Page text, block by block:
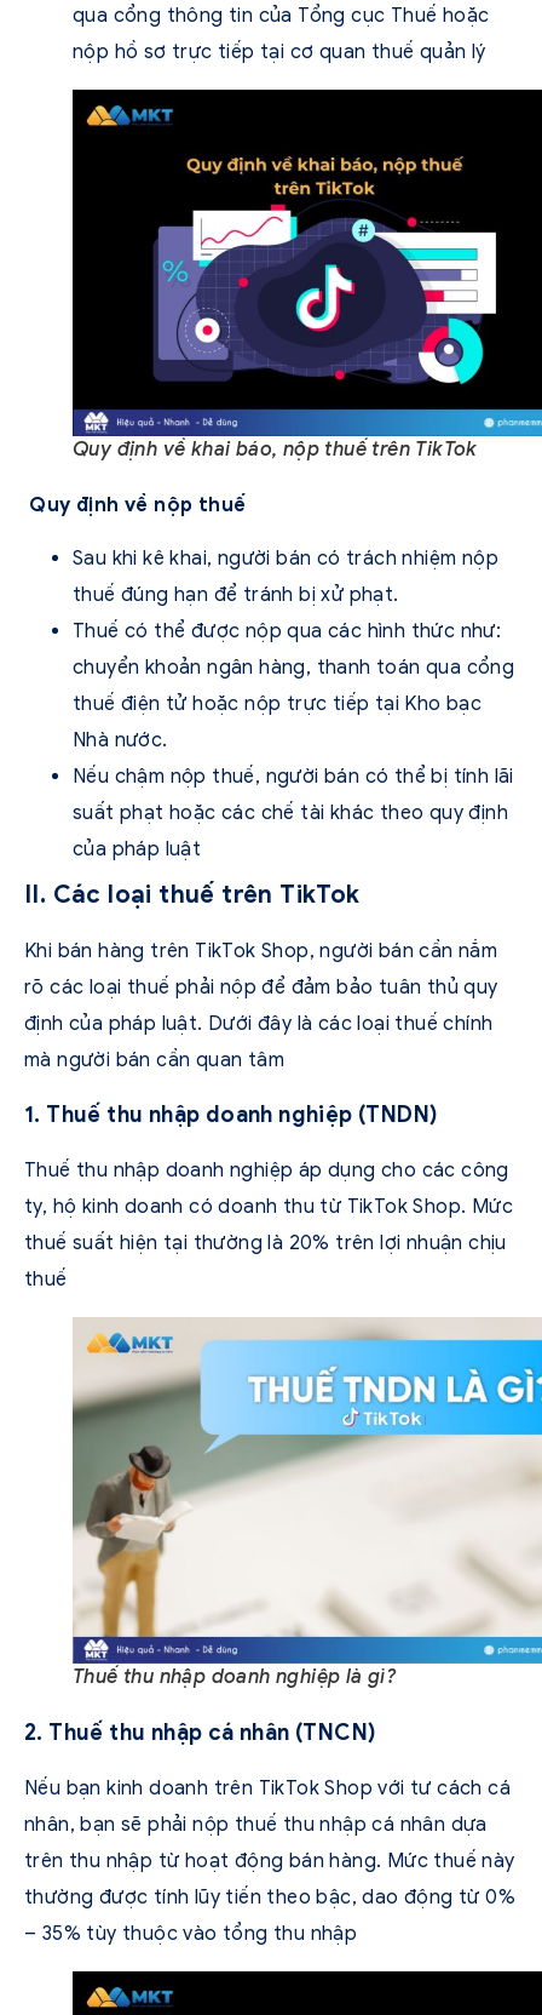
qua cổng thông tin của Tổng cục Thuế hoặc
nộp hồ sơ trực tiếp tại cơ quan thuế quản lý
Quy định về khai báo, nộp thuế trên TikTok
Quy định về nộp thuế
Sau khi kê khai, người bán có trách nhiệm nộp
thuế đúng hạn để tránh bị xử phạt.
Thuế có thể được nộp qua các hình thức như:
chuyển khoản ngân hàng, thanh toán qua cổng
thuế điện tử hoặc nộp trực tiếp tại Kho bạc
Nhà nước.
Nếu chậm nộp thuế, người bán có thể bị tính lãi
suất phạt hoặc các chế tài khác theo quy định
của pháp luật
II. Các loại thuế trên TikTok
Khi bán hàng trên TikTok Shop, người bán cần nắm
rõ các loại thuế phải nộp để đảm bảo tuân thủ quy
định của pháp luật. Dưới đây là các loại thuế chính
mà người bán cần quan tâm
1. Thuế thu nhập doanh nghiệp (TNDN)
Thuế thu nhập doanh nghiệp áp dụng cho các công
ty, hộ kinh doanh có doanh thu từ TikTok Shop. Mức
thuế suất hiện tại thường là 20% trên lợi nhuận chịu
thuế
Thuế thu nhập doanh nghiệp là gì?
2. Thuế thu nhập cá nhân (TNCN)
Nếu bạn kinh doanh trên TikTok Shop với tư cách cá
nhân, bạn sẽ phải nộp thuế thu nhập cá nhân dựa
trên thu nhập từ hoạt động bán hàng. Mức thuế này
thường được tính lũy tiến theo bậc, dao động từ 0%
– 35% tùy thuộc vào tổng thu nhập